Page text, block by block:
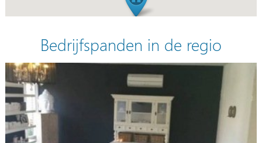
Bedrijfspanden in de regio